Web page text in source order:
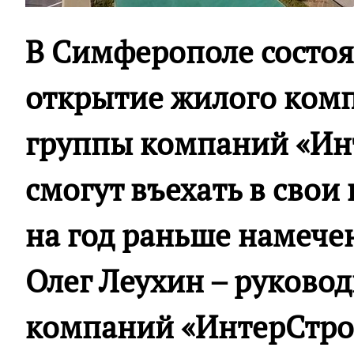
В Симферополе
открытие жилого
группы компаний
смогут въехать в
на год раньше
Олег Леухин –
компаний